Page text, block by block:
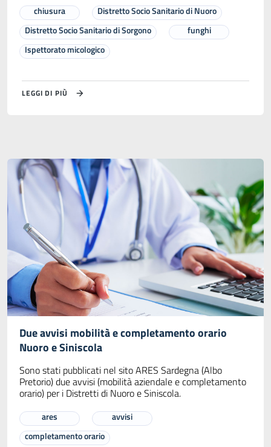
chiusura
Distretto Socio Sanitario di Nuoro
Distretto Socio Sanitario di Sorgono
funghi
Ispettorato micologico
LEGGI DI PIÙ
Due avvisi mobilità e completamento orario
Nuoro e Siniscola
Sono stati pubblicati nel sito ARES Sardegna (Albo
Pretorio) due avvisi (mobilità aziendale e completamento
orario) per i Distretti di Nuoro e Siniscola.
ares
avvisi
completamento orario